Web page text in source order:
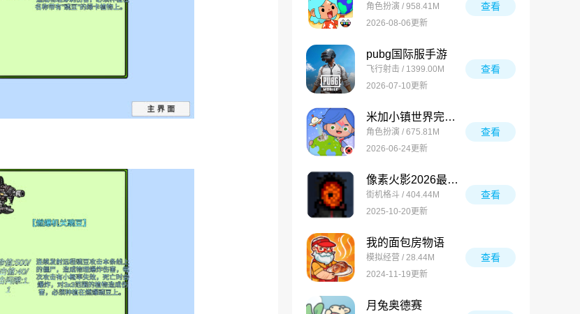
角色扮演 / 958.41M
2026-08-06更新
查看
pubg国际服手游
飞行射击 / 1399.00M
2026-07-10更新
查看
米加小镇世界完整版
角色扮演 / 675.81M
2026-06-24更新
查看
像素火影2026最新版
街机格斗 / 404.44M
2025-10-20更新
查看
我的面包房物语
模拟经营 / 28.44M
2024-11-19更新
查看
月兔奥德赛